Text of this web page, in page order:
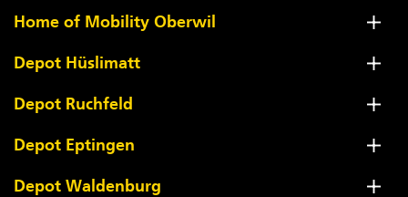
Home of Mobility Oberwil
Depot Hüslimatt
Depot Ruchfeld
Depot Eptingen
Depot Waldenburg